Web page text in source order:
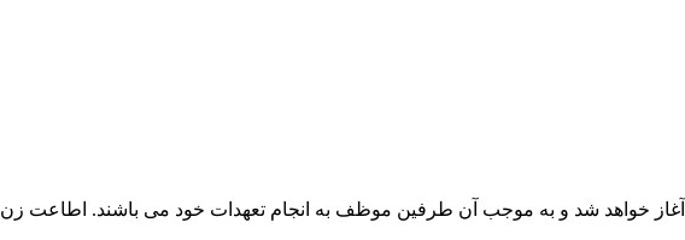
خواهد شد و به موجب آن طرفین موظف به انجام تعهدات خود می باشند. اطاعت زن